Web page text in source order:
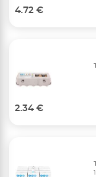
4.72 €
2.34 €